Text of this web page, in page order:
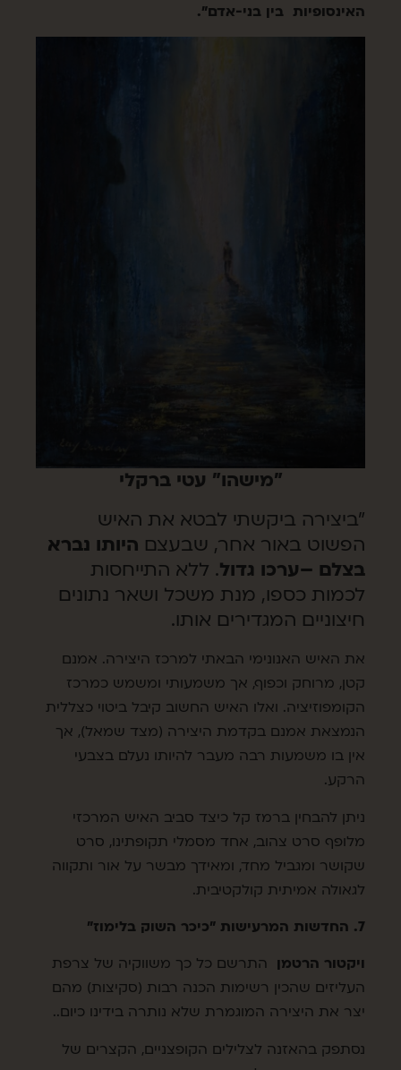
האינסופיות בין בני-אדם".
"מישהו" עטי ברקלי
"ביצירה ביקשתי לבטא את האיש
הפשוט באור אחר, שבעצם היותו נברא
בצלם –ערכו גדול. ללא התייחסות
לכמות כספו, מנת משכל ושאר נתונים
חיצוניים המגדירים אותו.
את האיש האנונימי הבאתי למרכז היצירה. אמנם
קטן, מרוחק וכפוף, אך משמעותי ומשמש כמרכז
הקומפוזיציה. ואלו האיש החשוב קיבל ביטוי כצללית
הנמצאת אמנם בקדמת היצירה (מצד שמאל), אך
אין בו משמעות רבה מעבר להיותו נעלם בצבעי
הרקע.
ניתן להבחין ברמז קל כיצד סביב האיש המרכזי
מלופף סרט צהוב, אחד מסמלי תקופתינו, סרט
שקושר ומגביל מחד, ומאידך מבשר על אור ותקווה
לגאולה אמיתית קולקטיבית.
7. החדשות המרעישות "כיכר השוק בלימוז"
ויקטור הרטמן התרשם כל כך משווקיה של צרפת
העליזים שהכין רשימות הכנה רבות (סקיצות) מהם
יצר את היצירה המוגמרת שלא נותרה בידינו כיום..
נסתפק בהאזנה לצלילים הקופצניים, הקצרים של